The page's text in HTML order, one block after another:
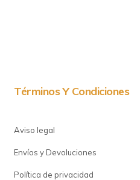
Términos Y Condiciones
Aviso legal
Envíos y Devoluciones
Política de privacidad